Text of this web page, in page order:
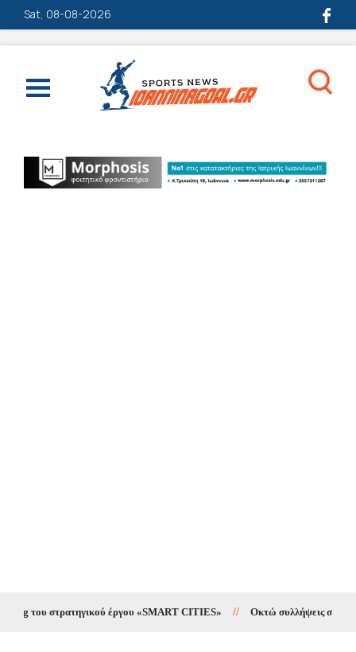
Sat, 08-08-2026
του στρατηγικού έργου «SMART CITIES» // Οκτώ συλλήψεις σε δέκα